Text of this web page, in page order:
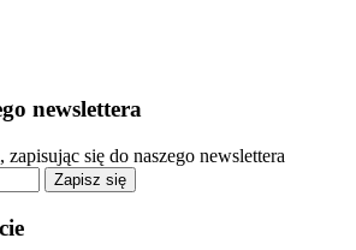
newslettera
się do naszego newslettera
Zapisz się